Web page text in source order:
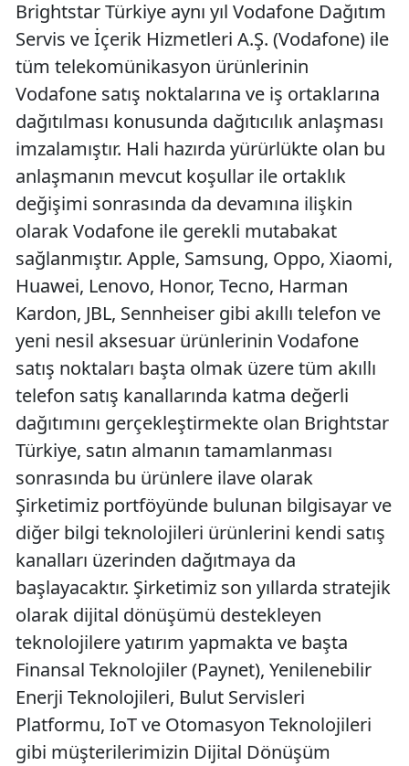
Brightstar Türkiye aynı yıl Vodafone Dağıtım
Servis ve İçerik Hizmetleri A.Ş. (Vodafone) ile
tüm telekomünikasyon ürünlerinin
Vodafone satış noktalarına ve iş ortaklarına
dağıtılması konusunda dağıtıcılık anlaşması
imzalamıştır. Hali hazırda yürürlükte olan bu
anlaşmanın mevcut koşullar ile ortaklık
değişimi sonrasında da devamına ilişkin
olarak Vodafone ile gerekli mutabakat
sağlanmıştır. Apple, Samsung, Oppo, Xiaomi,
Huawei, Lenovo, Honor, Tecno, Harman
Kardon, JBL, Sennheiser gibi akıllı telefon ve
yeni nesil aksesuar ürünlerinin Vodafone
satış noktaları başta olmak üzere tüm akıllı
telefon satış kanallarında katma değerli
dağıtımını gerçekleştirmekte olan Brightstar
Türkiye, satın almanın tamamlanması
sonrasında bu ürünlere ilave olarak
Şirketimiz portföyünde bulunan bilgisayar ve
diğer bilgi teknolojileri ürünlerini kendi satış
kanalları üzerinden dağıtmaya da
başlayacaktır. Şirketimiz son yıllarda stratejik
olarak dijital dönüşümü destekleyen
teknolojilere yatırım yapmakta ve başta
Finansal Teknolojiler (Paynet), Yenilenebilir
Enerji Teknolojileri, Bulut Servisleri
Platformu, IoT ve Otomasyon Teknolojileri
gibi müşterilerimizin Dijital Dönüşüm